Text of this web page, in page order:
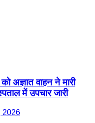
अज्ञात वाहन ने मारी
में उपचार जारी
2026